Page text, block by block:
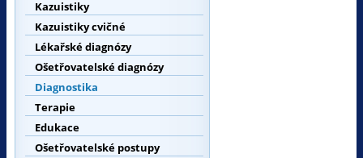
Kazuistiky
Kazuistiky cvičné
Lékařské diagnózy
Ošetřovatelské diagnózy
Diagnostika
Terapie
Edukace
Ošetřovatelské postupy